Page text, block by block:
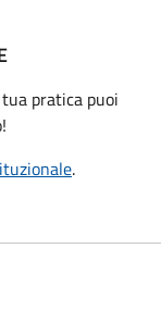
pratica puoi
.